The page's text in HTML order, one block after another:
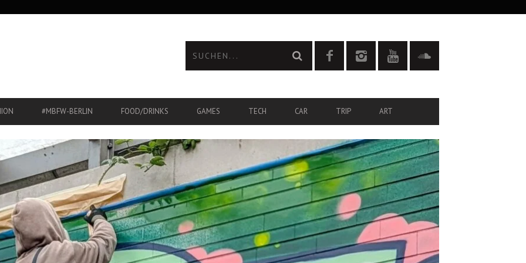
#MBFW-BERLIN FOOD/DRINKS GAMES TECH CAR TRIP ART